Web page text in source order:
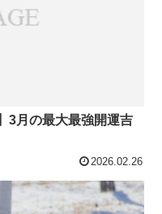
3月の最大最強開運吉
2026.02.26